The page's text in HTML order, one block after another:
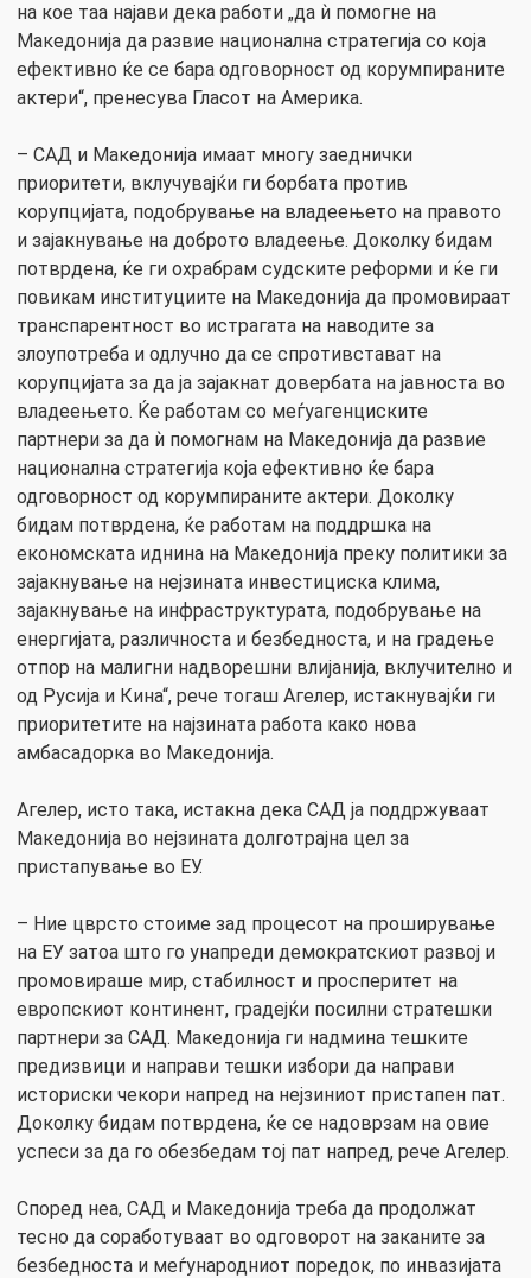
на кое таа најави дека работи „да ѝ помогне на
Македонија да развие национална стратегија со која
ефективно ќе се бара одговорност од корумпираните
актери“, пренесува Гласот на Америка.
– САД и Македонија имаат многу заеднички
приоритети, вклучувајќи ги борбата против
корупцијата, подобрување на владеењето на правото
и зајакнување на доброто владеење. Доколку бидам
потврдена, ќе ги охрабрам судските реформи и ќе ги
повикам институциите на Македонија да промовираат
транспарентност во истрагата на наводите за
злоупотреба и одлучно да се спротивстават на
корупцијата за да ја зајакнат довербата на јавноста во
владеењето. Ќе работам со меѓуагенциските
партнери за да ѝ помогнам на Македонија да развие
национална стратегија која ефективно ќе бара
одговорност од корумпираните актери. Доколку
бидам потврдена, ќе работам на поддршка на
економската иднина на Македонија преку политики за
зајакнување на нејзината инвестициска клима,
зајакнување на инфраструктурата, подобрување на
енергијата, различноста и безбедноста, и на градење
отпор на малигни надворешни влијанија, вклучително и
од Русија и Кина“, рече тогаш Агелер, истакнувајќи ги
приоритетите на најзината работа како нова
амбасадорка во Македонија.
Агелер, исто така, истакна дека САД ја поддржуваат
Македонија во нејзината долготрајна цел за
пристапување во ЕУ.
– Ние цврсто стоиме зад процесот на проширување
на ЕУ затоа што го унапреди демократскиот развој и
промовираше мир, стабилност и просперитет на
европскиот континент, градејќи посилни стратешки
партнери за САД. Македонија ги надмина тешките
предизвици и направи тешки избори да направи
историски чекори напред на нејзиниот пристапен пат.
Доколку бидам потврдена, ќе се надоврзам на овие
успеси за да го обезбедам тој пат напред, рече Агелер.
Според неа, САД и Македонија треба да продолжат
тесно да соработуваат во одговорот на заканите за
безбедноста и меѓународниот поредок, по инвазијата